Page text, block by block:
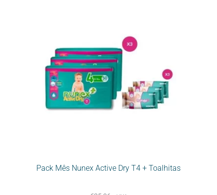
Pack Mês Nunex Active Dry T4 + Toalhitas